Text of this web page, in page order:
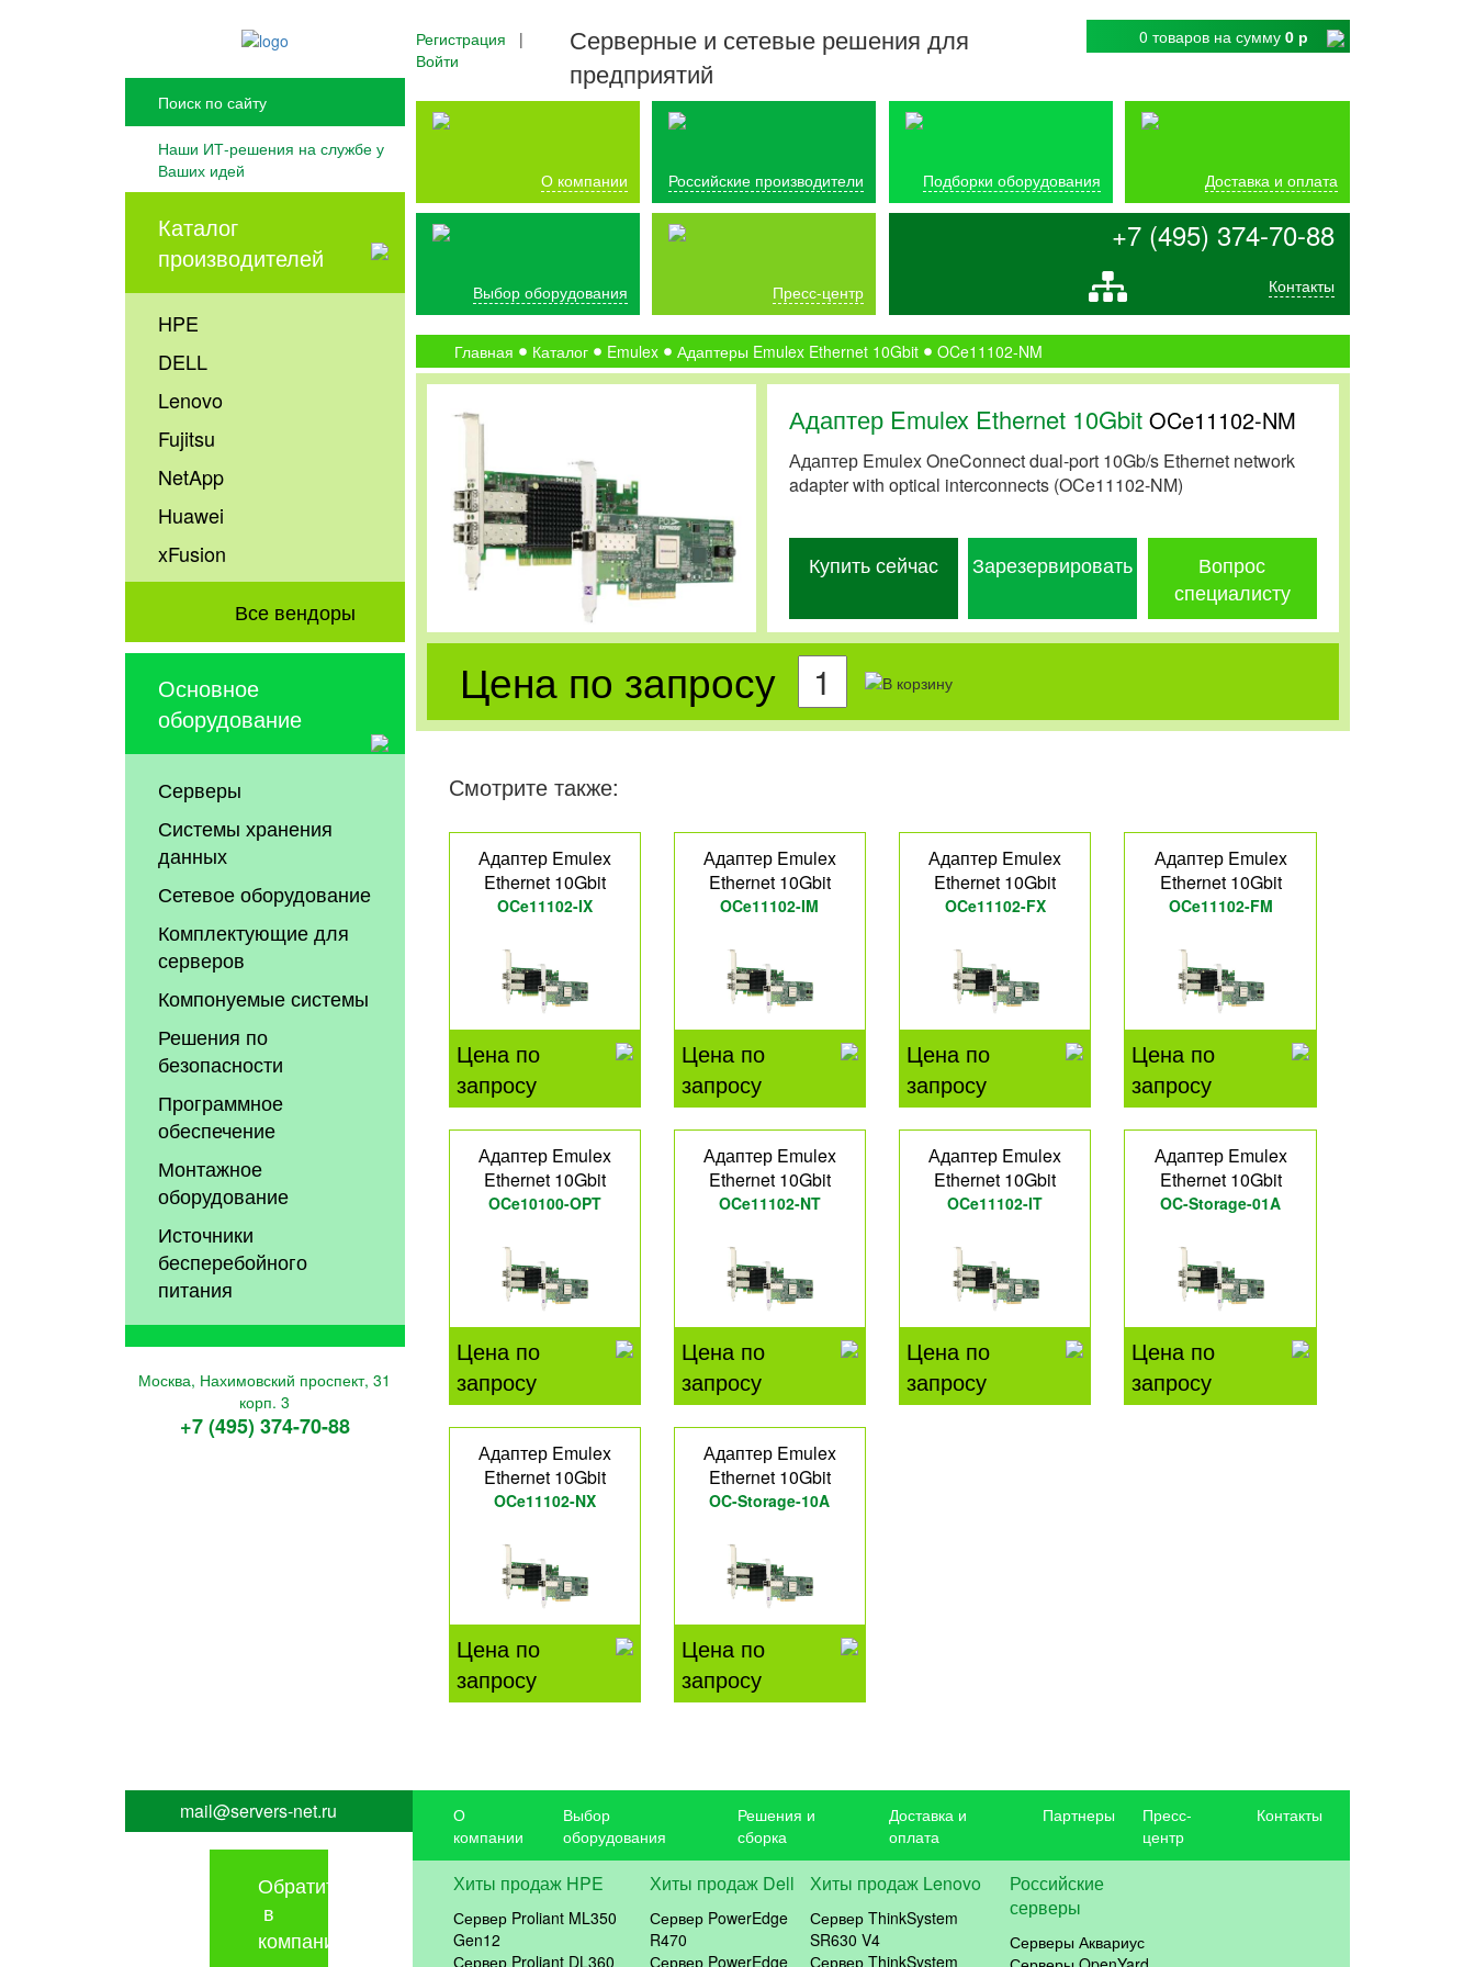
Наши ИТ-решения на службе у
Ваших идей
Каталог
производителей
HPE
DELL
Lenovo
Fujitsu
NetApp
Huawei
xFusion
Все вендоры
Основное
оборудование
Серверы
Системы хранения
данных
Сетевое оборудование
Комплектующие для
серверов
Компонуемые системы
Решения по
безопасности
Программное
обеспечение
Монтажное
оборудование
Источники
бесперебойного
питания
Москва, Нахимовский проспект, 31
корп. 3
+7 (495) 374-70-88
Регистрация |
Войти
Серверные и сетевые решения для
предприятий
0 товаров на сумму 0 р
О компании Российские производители Подборки оборудования Доставка и оплата
Выбор оборудования Пресс-центр
+7 (495) 374-70-88
Контакты
Главная Каталог Emulex Адаптеры Emulex Ethernet 10Gbit OCe11102-NM
Адаптер Emulex Ethernet 10Gbit OCe11102-NM
Адаптер Emulex OneConnect dual-port 10Gb/s Ethernet network
adapter with optical interconnects (OCe11102-NM)
Купить сейчас Зарезервировать
Вопрос
специалисту
Цена по запросу
Смотрите также:
Адаптер Emulex
Ethernet 10Gbit
OCe11102-IX
Цена по
запросу
Адаптер Emulex
Ethernet 10Gbit
OCe11102-IM
Цена по
запросу
Адаптер Emulex
Ethernet 10Gbit
OCe11102-FX
Цена по
запросу
Адаптер Emulex
Ethernet 10Gbit
OCe11102-FM
Цена по
запросу
Адаптер Emulex
Ethernet 10Gbit
OCe10100-OPT
Цена по
запросу
Адаптер Emulex
Ethernet 10Gbit
OCe11102-NT
Цена по
запросу
Адаптер Emulex
Ethernet 10Gbit
OCe11102-IT
Цена по
запросу
Адаптер Emulex
Ethernet 10Gbit
OC-Storage-01A
Цена по
запросу
Адаптер Emulex
Ethernet 10Gbit
OCe11102-NX
Цена по
запросу
Адаптер Emulex
Ethernet 10Gbit
OC-Storage-10A
Цена по
запросу
mail@servers-net.ru
Обратиться
в
компанию
О
компании
Выбор
оборудования
Решения и
сборка
Доставка и
оплата
Партнеры
Пресс-
центр
Контакты
Хиты продаж HPE
Сервер Proliant ML350
Gen12
Сервер Proliant DL360
Хиты продаж Dell
Сервер PowerEdge
R470
Сервер PowerEdge
Хиты продаж Lenovo
Сервер ThinkSystem
SR630 V4
Сервер ThinkSystem
Российские
серверы
Серверы Аквариус